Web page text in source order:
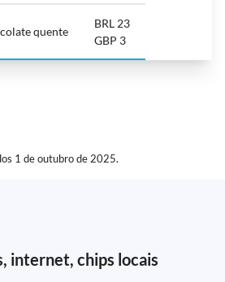
quente
BRL 23
GBP 3
1 de outubro de 2025.
internet, chips locais